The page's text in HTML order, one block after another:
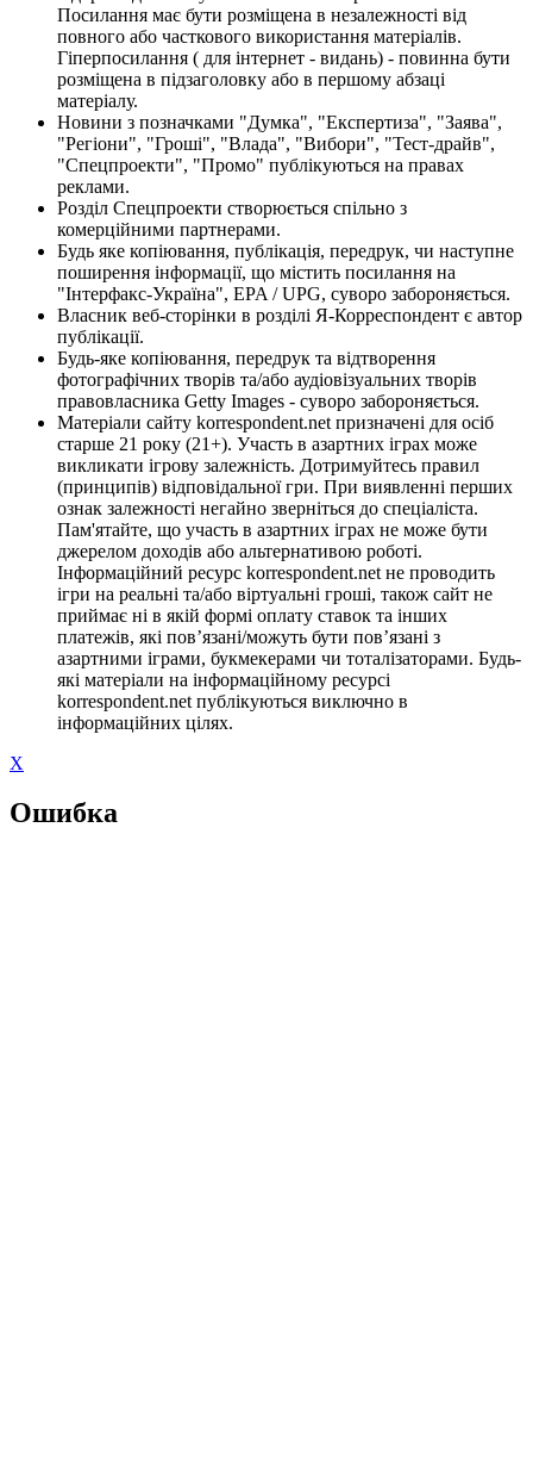
Посилання має бути розміщена в незалежності від
повного або часткового використання матеріалів.
Гіперпосилання ( для інтернет - видань) - повинна бути
розміщена в підзаголовку або в першому абзаці
матеріалу.
Новини з позначками "Думка", "Експертиза", "Заява",
"Регіони", "Гроші", "Влада", "Вибори", "Тест-драйв",
"Спецпроекти", "Промо" публікуються на правах
реклами.
Розділ Спецпроекти створюється спільно з
комерційними партнерами.
Будь яке копіювання, публікація, передрук, чи наступне
поширення інформації, що містить посилання на
"Інтерфакс-Україна", EPA / UPG, суворо забороняється.
Власник веб-сторінки в розділі Я-Корреспондент є автор
публікації.
Будь-яке копіювання, передрук та відтворення
фотографічних творів та/або аудіовізуальних творів
правовласника Getty Images - суворо забороняється.
Матеріали сайту korrespondent.net призначені для осіб
старше 21 року (21+). Участь в азартних іграх може
викликати ігрову залежність. Дотримуйтесь правил
(принципів) відповідальної гри. При виявленні перших
ознак залежності негайно зверніться до спеціаліста.
Пам'ятайте, що участь в азартних іграх не може бути
джерелом доходів або альтернативою роботі.
Інформаційний ресурс korrespondent.net не проводить
ігри на реальні та/або віртуальні гроші, також сайт не
приймає ні в якій формі оплату ставок та інших
платежів, які пов’язані/можуть бути пов’язані з
азартними іграми, букмекерами чи тоталізаторами. Будь-
які матеріали на інформаційному ресурсі
korrespondent.net публікуються виключно в
інформаційних цілях.
X
Ошибка